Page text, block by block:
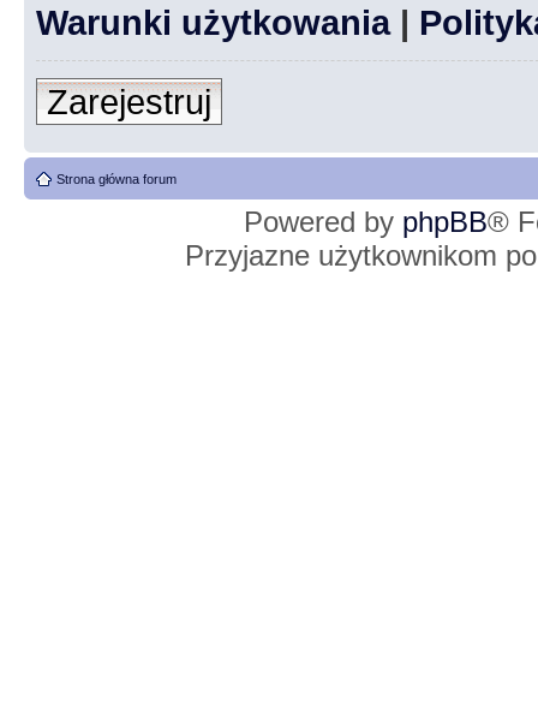
Warunki użytkowania|
Zarejestruj
Strona główna forum
Powered by phpBB®
Przyjazne użytkownikom